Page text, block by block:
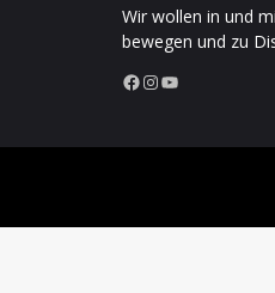
Wir wollen in und
bewegen und zu
Facebook InstagramYouTube